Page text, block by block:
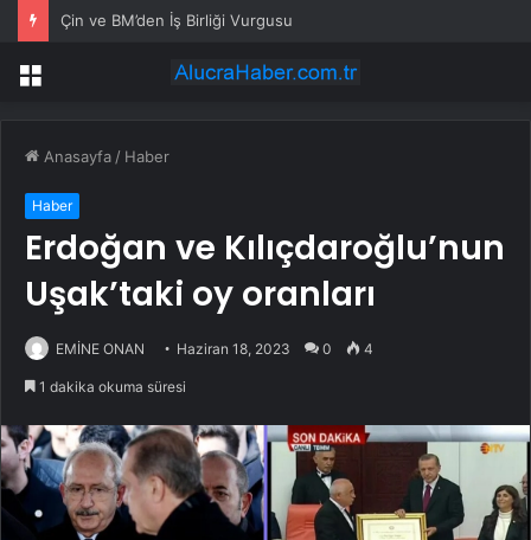
Çin ve BM’den İş Birliği Vurgusu
Menü
Anasayfa / Haber
Haber
Erdoğan ve Kılıçdaroğlu’nun
Uşak’taki oy oranları
EMİNE ONAN Haziran 18, 2023 0 4
1 dakika okuma süresi